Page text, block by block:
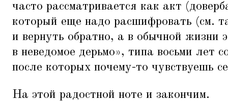
часто рассматривается как акт
который еще надо расшифровать (см.
и вернуть обратно, а в обычной жизни
в неведомое дерьмо», типа восьми лет
после которых почему-то чувствуешь
На этой радостной ноте и закончим.